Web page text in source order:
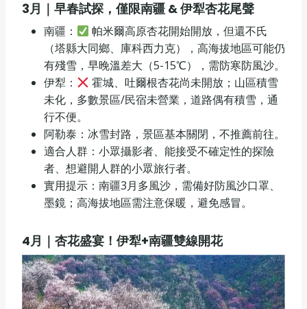
3月｜早春試探，僅限南疆 &伊犁杏花尾聲
南疆：
帕米爾高原杏花開始開放，但還不氏
（塔縣大同鄉、庫科西力克），高海拔地區可能仍
有殘雪，早晚溫差大（5-15℃），需防寒防風沙。
伊犁：
霍城、吐爾根杏花尚未開放；山區積雪
未化，多數景區/民宿未營業，道路偶有積雪，通
行不便。
阿勒泰：冰雪封路，景區基本關閉，不推薦前往。
適合人群：小眾攝影者、能接受不確定性的探險
者、想避開人群的小眾旅行者。
實用提示：南疆3月多風沙，需備好防風沙口罩、
墨鏡；高海拔地區需注意保暖，避免感冒。
4月｜杏花盛宴！伊犁+南疆雙線開花